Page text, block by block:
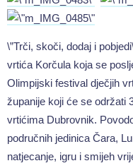
\”Trči, skoči, dodaj i
vrtića Korčula koja se
Olimpijski festival dječjih
županije koji će se održati
vrtićima Dubrovnik.
područnih jedinica Čara,
natjecanje, igru i smijeh